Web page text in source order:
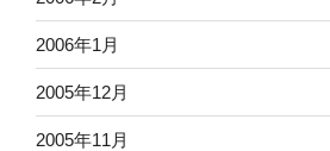
2006年1月
2005年12月
2005年11月